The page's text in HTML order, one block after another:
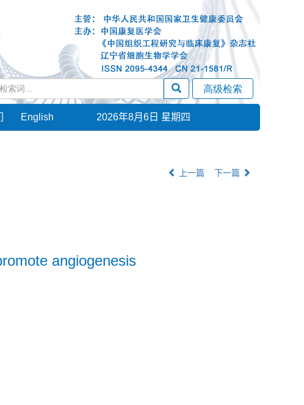
English 2026年8月6日 星期四
上一篇 下一篇
angiogenesis